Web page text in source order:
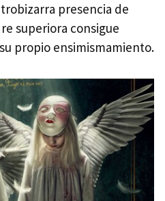
presencia de
superiora consigue
propio ensimismamiento.